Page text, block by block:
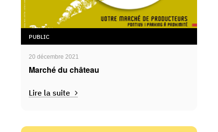
PUBLIC
20 décembre 2021
Marché du château
Lire la suite